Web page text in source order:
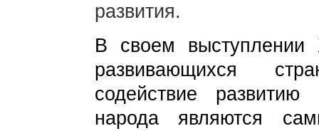
развития.
В своем выступлении
развивающихся
содействие
народа являются